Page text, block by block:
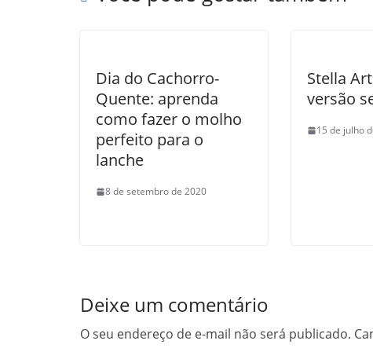
Dia do Cachorro-
Quente: aprenda
como fazer o molho
perfeito para o
lanche
8 de setembro de 2020
Stella
versão
15 de julho
Deixe um comentário
O seu endereço de e-mail não será publicado.